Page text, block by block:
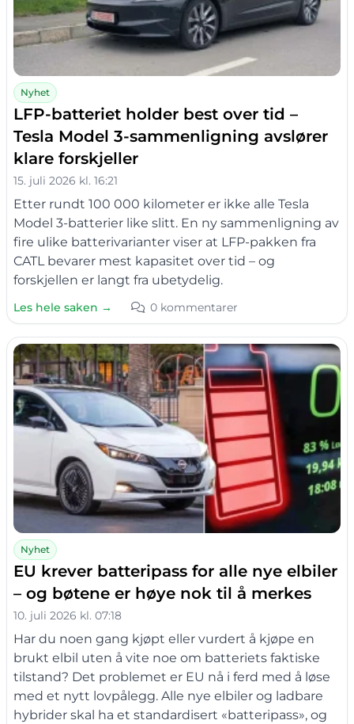
Nyhet
LFP-batteriet holder best over tid –
Tesla Model 3-sammenligning avslører
klare forskjeller
15. juli 2026 kl. 16:21
Etter rundt 100 000 kilometer er ikke alle Tesla
Model 3-batterier like slitt. En ny sammenligning av
fire ulike batterivarianter viser at LFP-pakken fra
CATL bevarer mest kapasitet over tid – og
forskjellen er langt fra ubetydelig.
Les hele saken → 0 kommentarer
Nyhet
EU krever batteripass for alle nye elbiler
– og bøtene er høye nok til å merkes
10. juli 2026 kl. 07:18
Har du noen gang kjøpt eller vurdert å kjøpe en
brukt elbil uten å vite noe om batteriets faktiske
tilstand? Det problemet er EU nå i ferd med å løse
med et nytt lovpålegg. Alle nye elbiler og ladbare
hybrider skal ha et standardisert «batteripass», og